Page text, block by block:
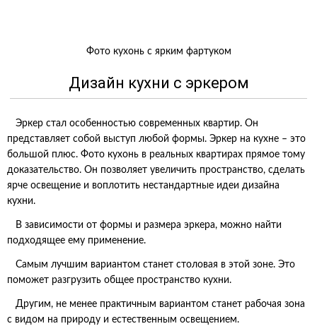
Фото кухонь с ярким фартуком
Дизайн кухни с эркером
Эркер стал особенностью современных квартир. Он
представляет собой выступ любой формы. Эркер на кухне – это
большой плюс. Фото кухонь в реальных квартирах прямое тому
доказательство. Он позволяет увеличить пространство, сделать
ярче освещение и воплотить нестандартные идеи дизайна
кухни.
В зависимости от формы и размера эркера, можно найти
подходящее ему применение.
Самым лучшим вариантом станет столовая в этой зоне. Это
поможет разгрузить общее пространство кухни.
Другим, не менее практичным вариантом станет рабочая зона
с видом на природу и естественным освещением.